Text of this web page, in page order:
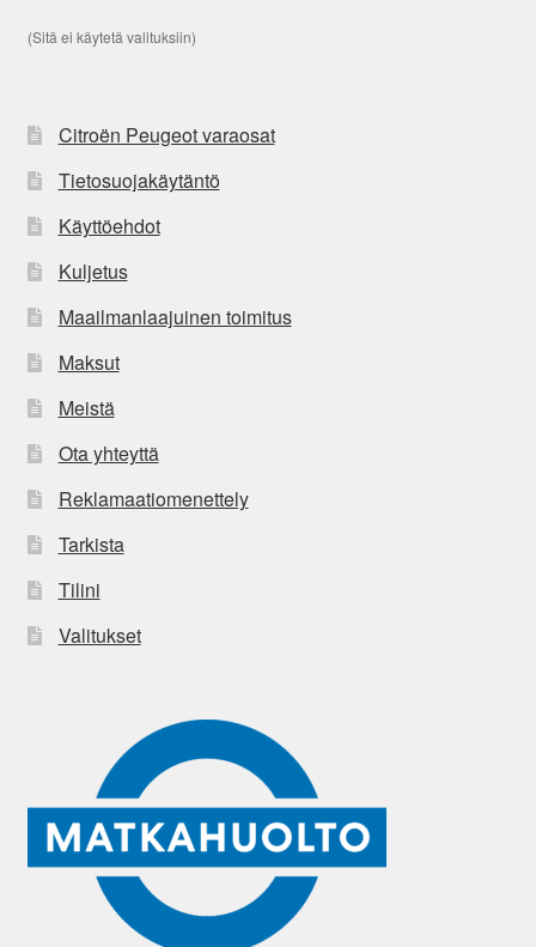
(Sitä ei käytetä valituksiin)
Citroën Peugeot varaosat
Tietosuojakäytäntö
Käyttöehdot
Kuljetus
Maailmanlaajuinen toimitus
Maksut
Meistä
Ota yhteyttä
Reklamaatiomenettely
Tarkista
Tilini
Valitukset